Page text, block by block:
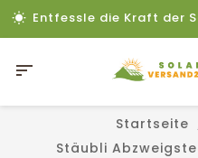
Entfessle die Kraft der

Startseite
Stäubli